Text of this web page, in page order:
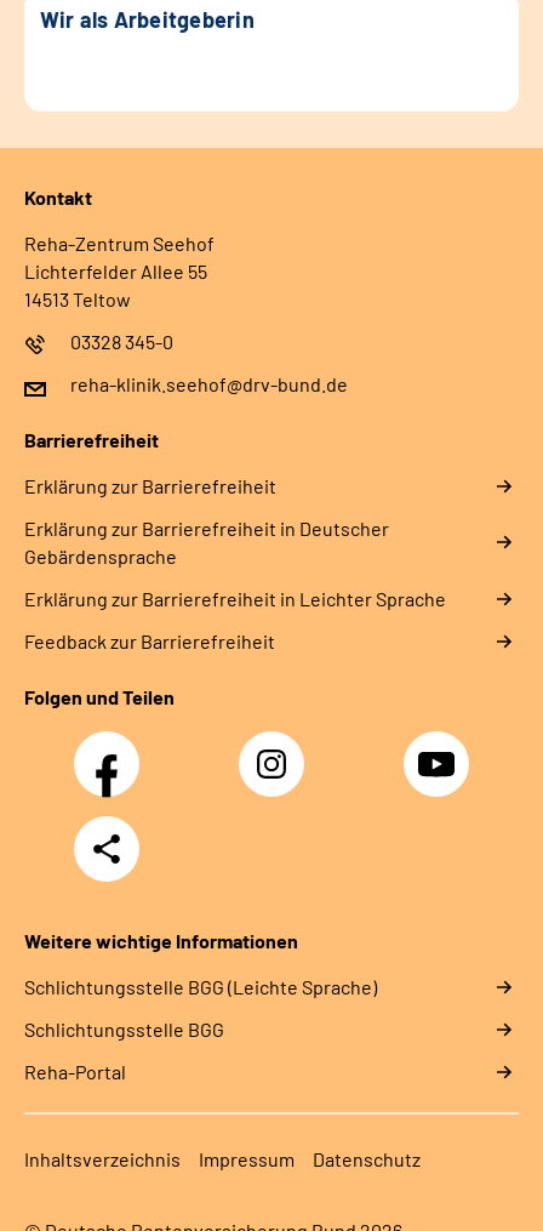
Wir als Arbeitgeberin
Kontakt
Reha-Zentrum Seehof
Lichterfelder Allee 55
14513 Teltow
03328 345-0
reha-klinik.seehof@drv-bund.de
Barrierefreiheit
Erklärung zur Barrierefreiheit
Erklärung zur Barrierefreiheit in Deutscher
Gebärdensprache
Erklärung zur Barrierefreiheit in Leichter Sprache
Feedback zur Barrierefreiheit
Folgen und Teilen
Facebook Instagram YouTube
Teilen
Weitere wichtige Informationen
Schlich­tungs­stel­le BGG (Leichte Sprache)
Schlich­tungs­stel­le BGG
Reha-Portal
Inhaltsverzeichnis Impressum Datenschutz